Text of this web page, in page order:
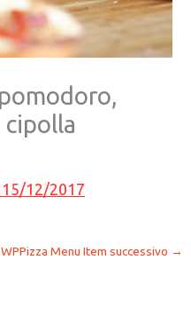
cipolla
15/12/2017
WPPizza Menu Item successivo →